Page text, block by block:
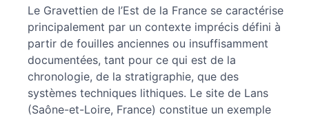
Citer cet article
Auteurs
Le Gravettien de l’Est de la France se caractérise
principalement par un contexte imprécis défini à
partir de fouilles anciennes ou insuffisamment
documentées, tant pour ce qui est de la
chronologie, de la stratigraphie, que des
systèmes techniques lithiques. Le site de Lans
(Saône-et-Loire, France) constitue un exemple